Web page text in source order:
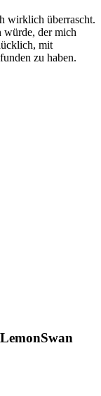
wirklich überrascht.
würde, der mich
mit
zu haben.